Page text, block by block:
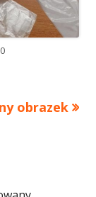
obrazek